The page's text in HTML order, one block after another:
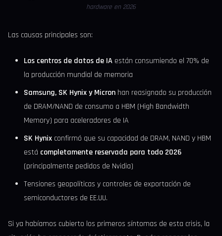
hardware en 2026
Las causas principales son:
Los centros de datos de IA están consumiendo el 70% de
la producción mundial de memoria
Samsung, SK Hynix y Micron han reasignado su producción
de DRAM/NAND de consumo a HBM (High Bandwidth
Memory) para aceleradores de IA
SK Hynix confirmó que su capacidad de DRAM, NAND y HBM
está completamente reservada para todo 2026
(principalmente pedidos de Nvidia)
Tensiones geopolíticas y controles de exportación de
semiconductores de EE.UU.
Si ya habíamos cubierto los primeros síntomas de esta crisis, la